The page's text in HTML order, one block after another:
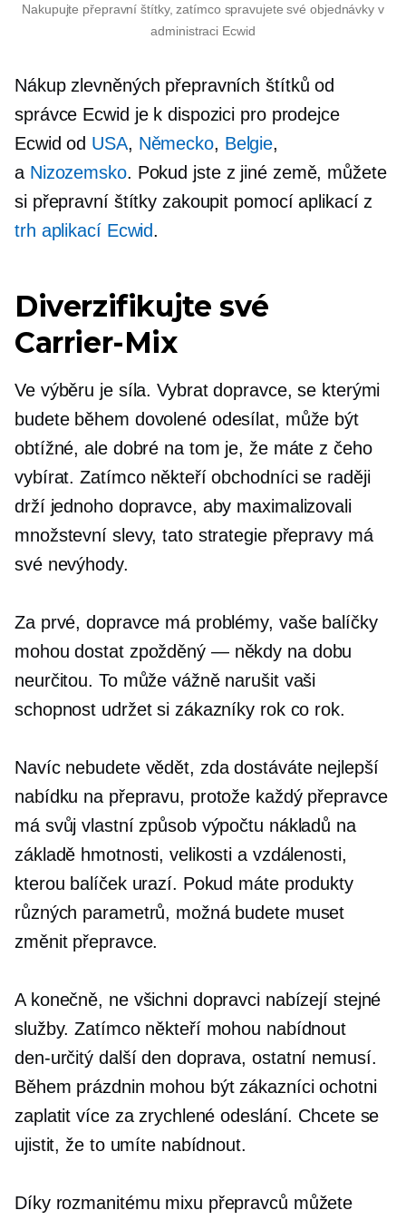
Nakupujte přepravní štítky, zatímco spravujete své objednávky v
administraci Ecwid
Nákup zlevněných přepravních štítků od
správce Ecwid je k dispozici pro prodejce
Ecwid od USA, Německo, Belgie,
a Nizozemsko. Pokud jste z jiné země, můžete
si přepravní štítky zakoupit pomocí aplikací z
trh aplikací Ecwid.
Diverzifikujte své
Carrier-Mix
Ve výběru je síla. Vybrat dopravce, se kterými
budete během dovolené odesílat, může být
obtížné, ale dobré na tom je, že máte z čeho
vybírat. Zatímco někteří obchodníci se raději
drží jednoho dopravce, aby maximalizovali
množstevní slevy, tato strategie přepravy má
své nevýhody.
Za prvé, dopravce má problémy, vaše balíčky
mohou dostat zpožděný — někdy na dobu
neurčitou. To může vážně narušit vaši
schopnost udržet si zákazníky rok co rok.
Navíc nebudete vědět, zda dostáváte nejlepší
nabídku na přepravu, protože každý přepravce
má svůj vlastní způsob výpočtu nákladů na
základě hmotnosti, velikosti a vzdálenosti,
kterou balíček urazí. Pokud máte produkty
různých parametrů, možná budete muset
změnit přepravce.
A konečně, ne všichni dopravci nabízejí stejné
služby. Zatímco někteří mohou nabídnout
den-určitý další den doprava, ostatní nemusí.
Během prázdnin mohou být zákazníci ochotni
zaplatit více za zrychlené odeslání. Chcete se
ujistit, že to umíte nabídnout.
Díky rozmanitému mixu přepravců můžete